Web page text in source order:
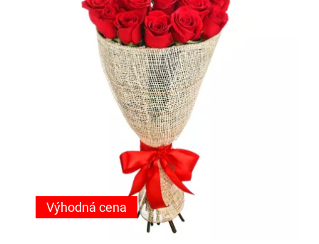
Výhodná cena